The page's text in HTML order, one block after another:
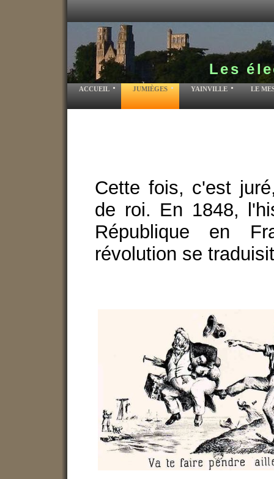
Les
ACCUEIL JUMIÈGES YAINVILLE LE
Cette fois, c'est
de roi. En 1848,
République en
révolution se